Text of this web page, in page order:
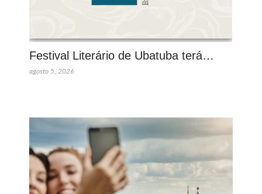
Festival Literário de Ubatuba terá…
agosto 5, 2026